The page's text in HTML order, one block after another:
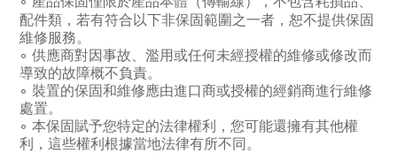
配件類，若有符合以下非保固範圍之一者，恕不提供保固
維修服務。
◦ 供應商對因事故、濫用或任何未經授權的維修或修改而
導致的故障概不負責。
◦ 裝置的保固和維修應由進口商或授權的經銷商進行維修
處置。
◦ 本保固賦予您特定的法律權利，您可能還擁有其他權
利，這些權利根據當地法律有所不同。